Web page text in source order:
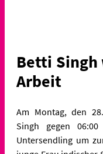
Betti Singh
Arbeit
Am Montag, den
Singh gegen
Untersendling um